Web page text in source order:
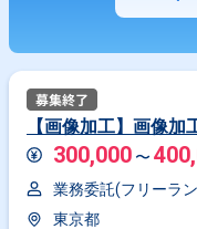
【画像加工】画像加
300,000 〜
業務委託(フリーラ
東京都